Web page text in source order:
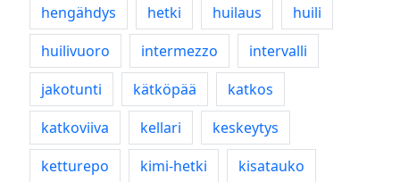
hengähdys
hetki huilaus
huili
huilivuoro
intermezzo
intervalli
jakotunti
kätköpää
katkos
katkoviiva
kellari
keskeytys
ketturepo
kimi-hetki
kisatauko